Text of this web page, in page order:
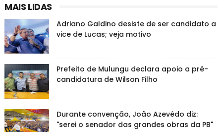
MAIS LIDAS
Adriano Galdino desiste de ser candidato a
vice de Lucas; veja motivo
Prefeito de Mulungu declara apoio a pré-
candidatura de Wilson Filho
Durante convenção, João Azevêdo diz:
"serei o senador das grandes obras da PB"